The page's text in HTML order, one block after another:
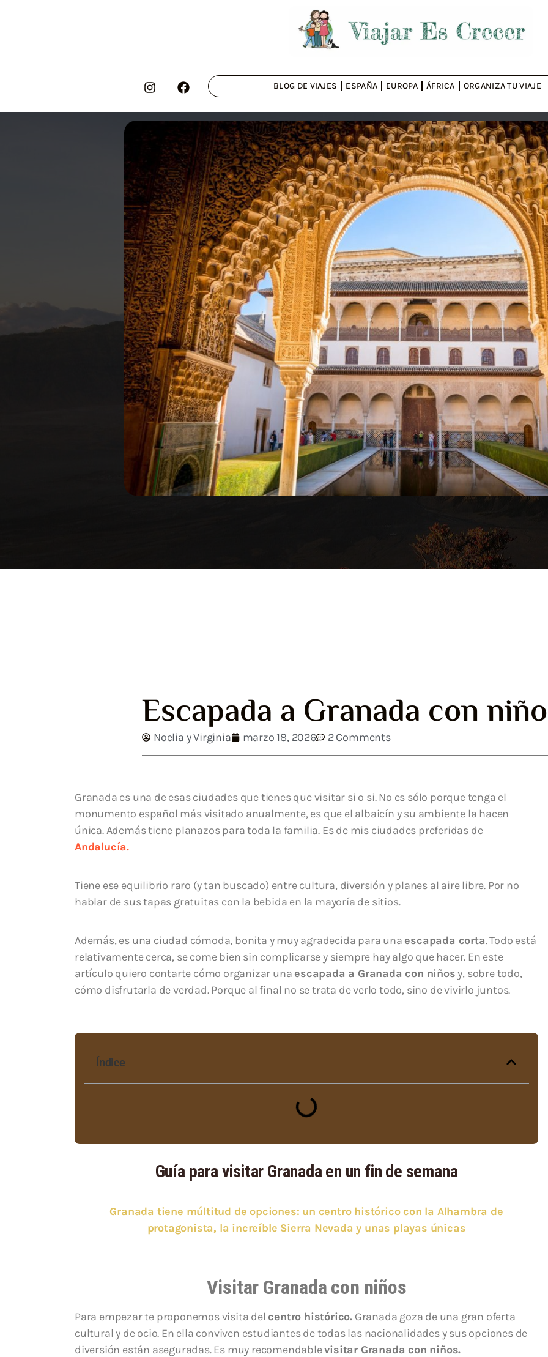
BLOG DE VIAJES ESPAÑA EUROPA ÁFRICA ORGANIZA TU VIAJE
Escapada a Granada con
Noelia y Virginia marzo 18, 2026 2 Comments
Granada es una de esas ciudades que tienes que visitar si o si. No es sólo porque tenga el
monumento español más visitado anualmente, es que el albaicín y su ambiente la hacen
única. Además tiene planazos para toda la familia. Es de mis ciudades preferidas de
Andalucía.
Tiene ese equilibrio raro (y tan buscado) entre cultura, diversión y planes al aire libre. Por no
hablar de sus tapas gratuitas con la bebida en la mayoría de sitios.
Además, es una ciudad cómoda, bonita y muy agradecida para una escapada corta. Todo está
relativamente cerca, se come bien sin complicarse y siempre hay algo que hacer. En este
artículo quiero contarte cómo organizar una escapada a Granada con niñosy, sobre todo,
cómo disfrutarla de verdad. Porque al final no se trata de verlo todo, sino de vivirlo juntos.
Índice
Guía para visitar Granada en un fin de semana
Granada tiene múltitud de opciones: un centro histórico con la Alhambra de
protagonista, la increíble Sierra Nevada y unas playas únicas
Visitar Granada con niños
Para empezar te proponemos visita del centro histórico. Granada goza de una gran oferta
cultural y de ocio. En ella conviven estudiantes de todas las nacionalidades y sus opciones de
diversión están aseguradas. Es muy recomendablevisitar Granada con niños.